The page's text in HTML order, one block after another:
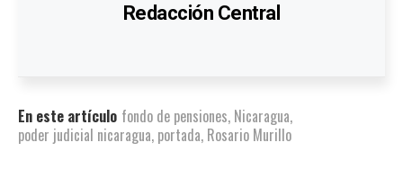
Redacción Central
En este artículo fondo de pensiones, Nicaragua,
poder judicial nicaragua, portada, Rosario Murillo